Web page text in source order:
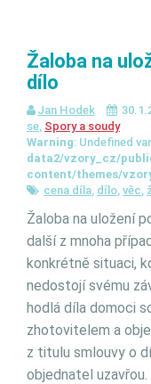
Žaloba na
dílo
Jan Hodek
se, Spory a soudy
Warning: Undefined
data2/vzory_cz/
content/themes/
cena díla, dílo, věc,
Žaloba na uložení
další z mnoha
konkrétně situaci,
nedostojí svému
hodlá díla domoci
zhotovitelem a
z titulu smlouvy o
objednatel uzavřou.